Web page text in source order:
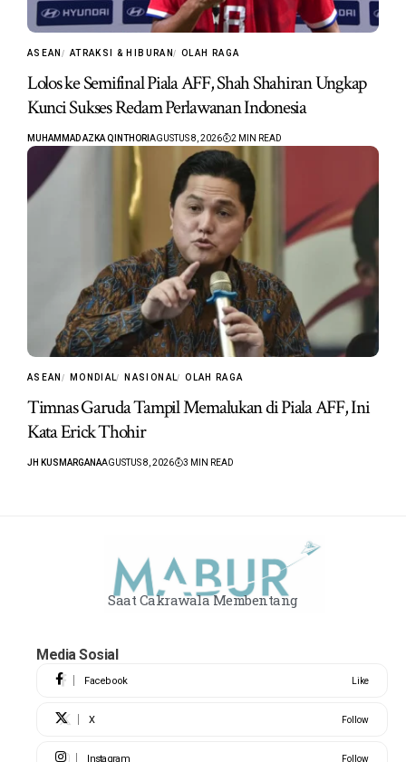
ASEAN ATRAKSI & HIBURAN OLAH RAGA
Lolos ke Semifinal Piala AFF, Shah Shahiran Ungkap
Kunci Sukses Redam Perlawanan Indonesia
MUHAMMAD AZKA QINTHORI AGUSTUS 8, 2026 2 MIN READ
ASEAN MONDIAL NASIONAL OLAH RAGA
Timnas Garuda Tampil Memalukan di Piala AFF, Ini
Kata Erick Thohir
JH KUSMARGANAAGUSTUS 8, 2026 3 MIN READ
Saat Cakrawala Membentang
Media Sosial
Facebook Like
X Follow
Instagram Follow